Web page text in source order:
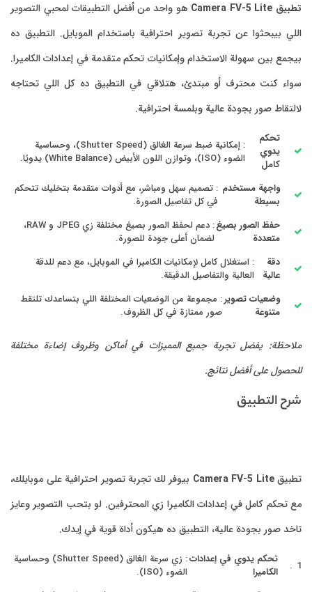
تطبيق Camera FV-5 Lite
هو واحد من أفضل التطبيقات لمحبي التصوير
اللي بيبحثوا عن تجربة تصوير احترافية باستخدام الموبايل. التطبيق ده
بيجمع بين سهولة الاستخدام وإمكانيات تحكم متقدمة في إعدادات الكاميرا.
سواء كنت محترف أو مبتدئ، هتلاقي في التطبيق ده كل اللي تحتاجه
لالتقاط صور بجودة عالية وبلمسة احترافية.
تحكم
يدوي
كامل
: إمكانية ضبط سرعة الغالق (Shutter Speed)، وحساسية
الضوء (ISO)، وتوازن اللون الأبيض (White Balance) يدويًا.
واجهة مستخدم
بسيطة
: تصميم سهل ومباشر، مع أدوات متقدمة بتخليك تتحكم
في كل تفاصيل الصورة.
حفظ الصور بصيغ
متعددة
: دعم لحفظ الصور بصيغ مختلفة زي JPEG و RAW،
لضمان أعلى جودة للصورة.
دقة
عالية
: استغلال كامل لإمكانيات الكاميرا في الموبايل، مع دعم للدقة
العالية والتفاصيل الدقيقة.
وضعيات تصوير
متنوعة
: مجموعة من الوضعيات المختلفة اللي بتساعدك تلتقط
صور ممتازة في كل الظروف.
ملاحظة: يفضل تجربة جميع المميزات في أماكن وظروف إضاءة مختلفة
للحصول على أفضل نتائج.
شرح التطبيق
تطبيقCamera FV-5 Lite بيوفر لك تجربة تصوير احترافية على موبايلك،
مع تحكم كامل في إعدادات الكاميرا زي المحترفين. لو بتحب التصوير وعايز
تاخد صور بجودة عالية، التطبيق ده هيكون أداة قوية في إيدك.
تحكم يدوي في إعدادات
الكاميرا
: زي سرعة الغالق (Shutter Speed) وحساسية
الضوء (ISO).